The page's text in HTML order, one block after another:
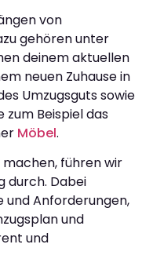
von
gehören unter
deinem aktuellen
neuen Zuhause in
Umzugsguts sowie
zum Beispiel das
Möbel.
machen, führen wir
durch. Dabei
und Anforderungen,
und
und